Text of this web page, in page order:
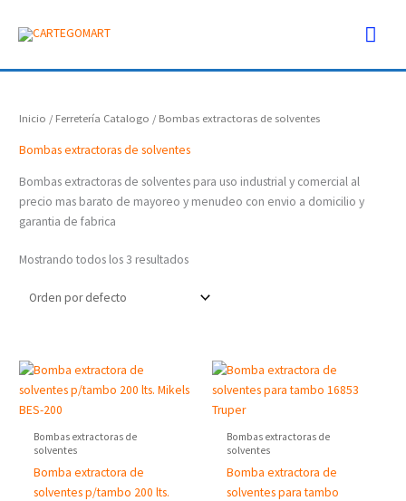
Inicio / Ferretería Catalogo / Bombas extractoras de solventes
Bombas extractoras de solventes
Bombas extractoras de solventes para uso industrial y comercial al
precio mas barato de mayoreo y menudeo con envio a domicilio y
garantia de fabrica
Mostrando todos los 3 resultados
Bombas extractoras de
solventes
Bomba extractora de
solventes p/tambo 200 lts.
Bombas extractoras de
solventes
Bomba extractora de
solventes para tambo